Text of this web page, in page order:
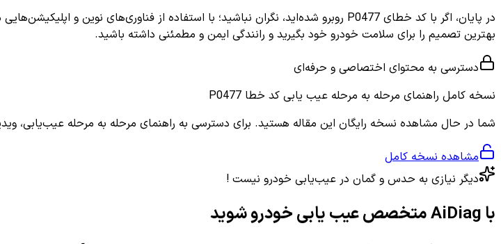
بهترین تصمیم را برای سلامت خودرو خود بگیرید و رانندگی ایمن و مطمئنی داشته باشید.
دسترسی به محتوای اختصاصی و حرفه‌ای
نسخه کامل راهنمای مرحله به مرحله عیب یابی کد خطا P0477
شما در حال مشاهده نسخه رایگان این مقاله هستید. برای دسترسی به راهنمای مرحله به مرحله عیب‌یابی،
مشاهده نسخه کامل
دیگر نیازی به حدس و گمان در عیب‌یابی خودرو نیست !
با AiDiag متخصص عیب یابی خودرو شوید